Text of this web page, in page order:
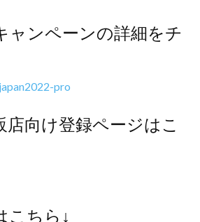
ャンペーンの詳細をチ
pro
向け登録ページはこ
こちら↓